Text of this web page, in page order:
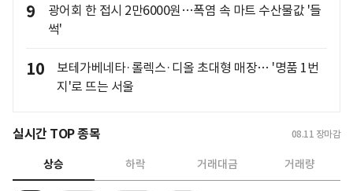
9
광어회 한 접시 2만6000원…폭염 속 마트 수산물값 '들
썩'
10
보테가베네타·롤렉스·디올 초대형 매장… '명품 1번
지'로 뜨는 서울
실시간 TOP 종목 08.11 장마감
상승 하락 거래대금 거래량